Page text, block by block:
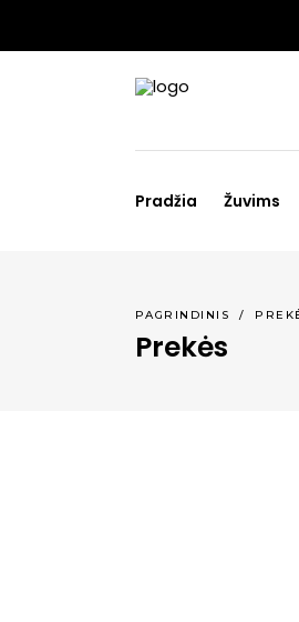
Pradžia Žuvims
PAGRINDINIS /
Prekės